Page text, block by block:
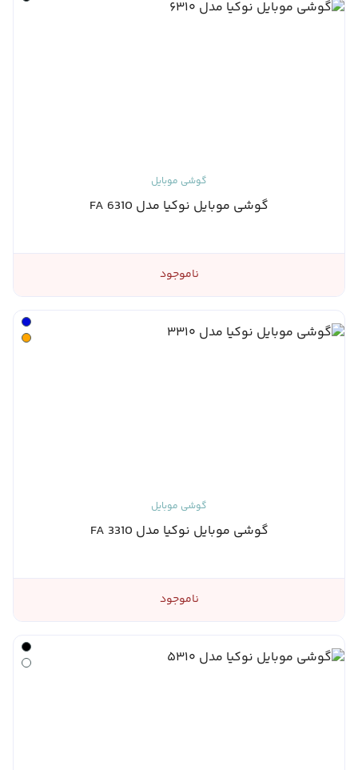
گوشی موبایل
گوشی موبایل نوکیا مدل 6310 FA
ناموجود
گوشی موبایل
گوشی موبایل نوکیا مدل 3310 FA
ناموجود